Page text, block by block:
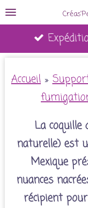
Passer
Accueil »
La coquille
naturelle) est
Mexique
nuances
récipient